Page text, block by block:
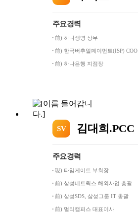
주요경력
前) 하나생명 상무
前) 한국버추얼페이먼트(ISP) COO
前) 하나은행 지점장
SV 김대희.PCC
주요경력
現) 타임게이트 부회장
前) 삼성네트웍스 해외사업 총괄
前) 삼성SDS, 삼성그룹 IT 총괄
前) 멀티캠퍼스 대표이사